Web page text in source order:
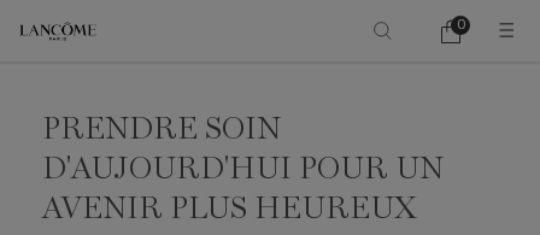
Mon
0
0 product in
PRENDRE SOIN
D'AUJOURD'HUI POUR UN
AVENIR PLUS HEUREUX